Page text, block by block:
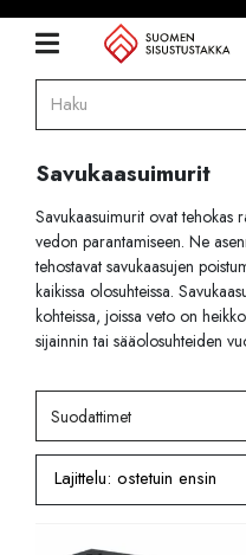
Savukaasuimurit
Savukaasuimurit ovat tehokas
vedon parantamiseen. Ne
tehostavat savukaasujen
kaikissa olosuhteissa.
kohteissa, joissa veto on
sijainnin tai sääolosuhteiden
Suodattimet